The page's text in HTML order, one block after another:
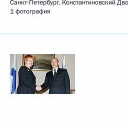
Санкт-Петербург, Константиновский
1 фотография